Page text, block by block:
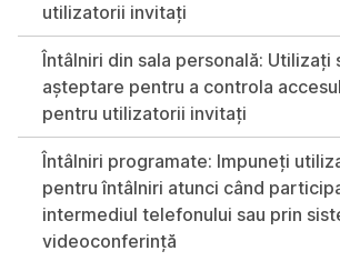
utilizatorii invitați
Întâlniri din sala personală: Utilizați
așteptare pentru a controla
pentru utilizatorii invitați
Întâlniri programate: Impuneți
pentru întâlniri atunci când
intermediul telefonului sau prin
videoconferință